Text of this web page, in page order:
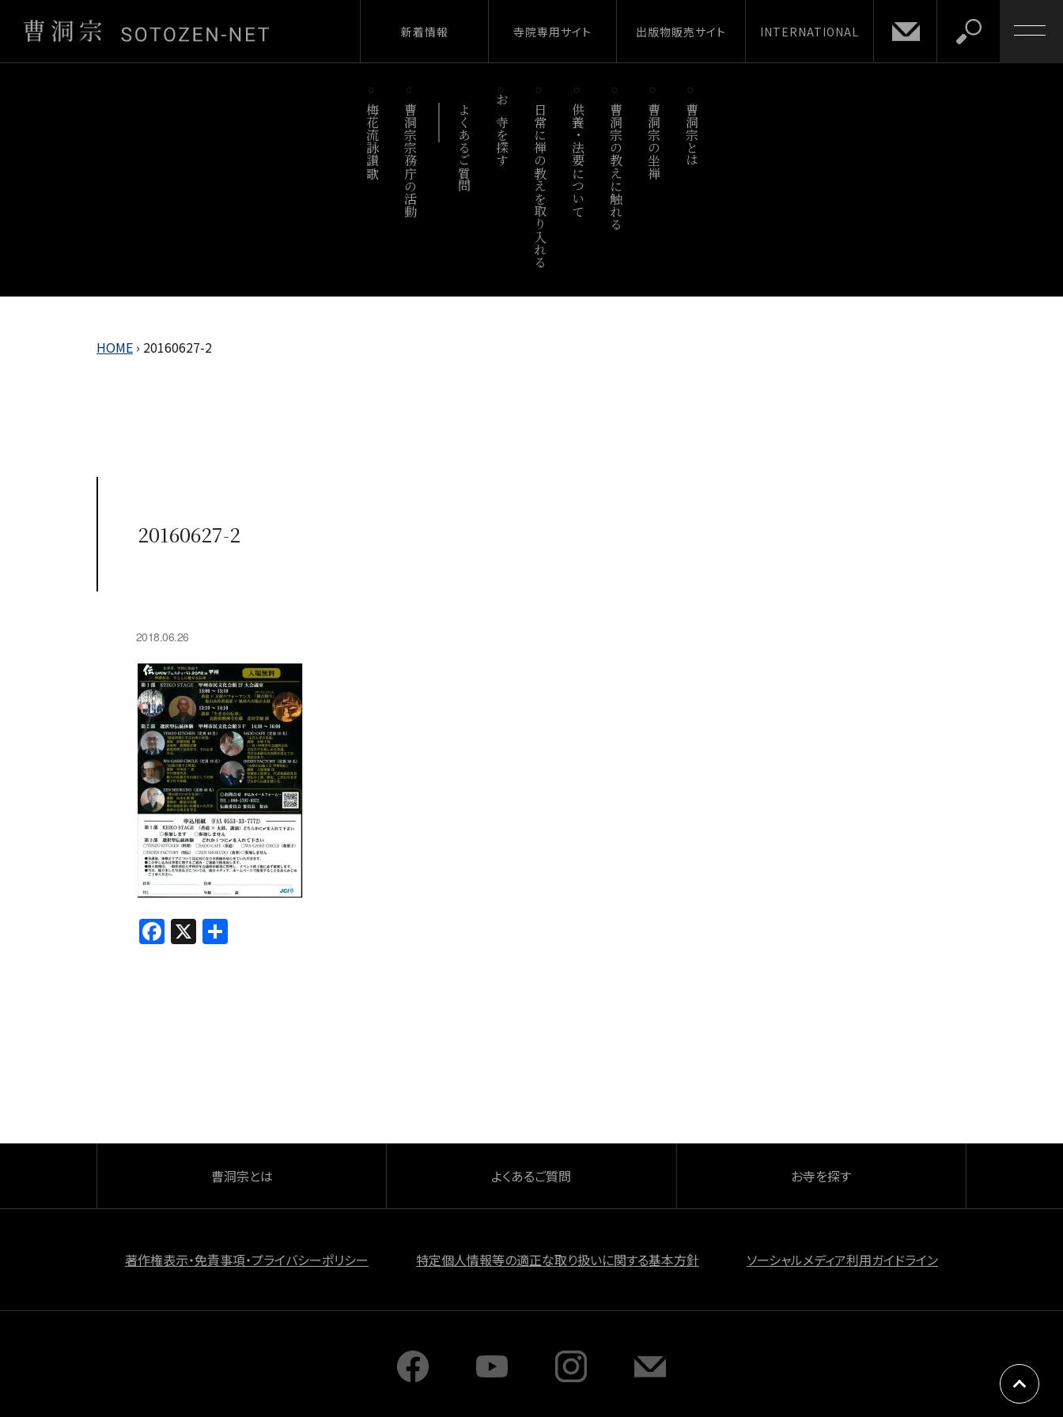
新着情報 寺院専用サイト 出版物販売サイト INTERNATIONAL
梅花流詠讃歌 曹洞宗宗務庁の活動 よくあるご質問 お寺を探す 日常に禅の教えを取り入れる 供養・法要について 曹洞宗の教えに触れる 曹洞宗の坐禅 曹洞宗とは
HOME › 20160627-2
20160627-2
2018.06.26
F
a
X
曹洞宗とは よくあるご質問 お寺を探す
著作権表示・免責事項・プライバシーポリシー 特定個人情報等の適正な取り扱いに関する基本方針 ソーシャルメディア利用ガイドライン